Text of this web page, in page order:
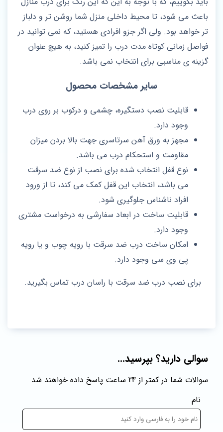
باعث می شود، تا محیط داخلی منزل شما روشن تر و دلباز
تر خواهد بود. ولی اگر جزو افرادی هستید، که نمی توانید در
فواصل زمانی کوتاه مدت درب را تمیز کنید، به هیچ عنوان
گزینه ی مناسبی برای انتخاب نمی باشد.
سایر مشخصات محصول
قابلیت نصب دستگیره، چشمی و درکوب بر روی درب
وجود دارد.
مجهز به ورق آهن سرتاسری جهت بالا بردن میزان
مقاومت و استحکام درب می باشد.
نوع قفل انتخاب شده برای نصب از نوع ضد سرقت
می باشد، انتخاب این قفل کمک می کند، تا از ورود
افراد ناشناس جلوگیری شود.
قابلیت ساخت در ابعاد سفارشی به درخواست مشتری
وجود دارد.
امکان ساخت درب ضد سرقت با رویه چوب و یا رویه
پی وی سی وجود دارد.
برای نصب درب ضد سرقت با راسان درب تماس بگیرید.
سوالی دارید؟ بپرسید...
سوالات شما در کمتر از 24 ساعت پاسخ داده خواهند شد
نام